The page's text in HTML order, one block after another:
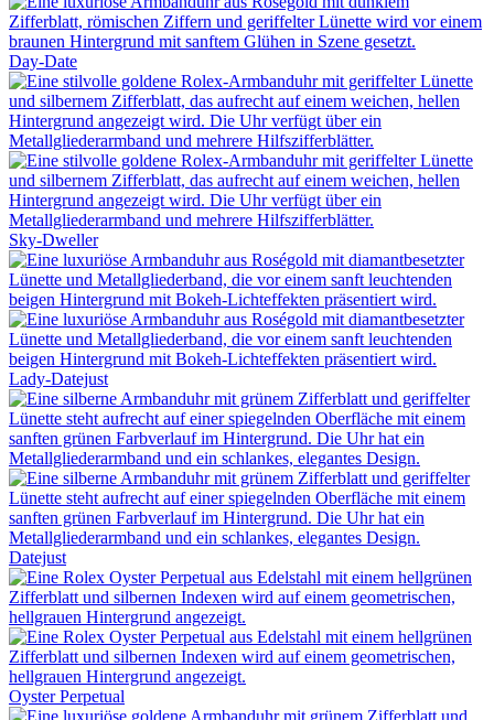
Day-Date
Sky-Dweller
Lady-Datejust
Datejust
Oyster Perpetual